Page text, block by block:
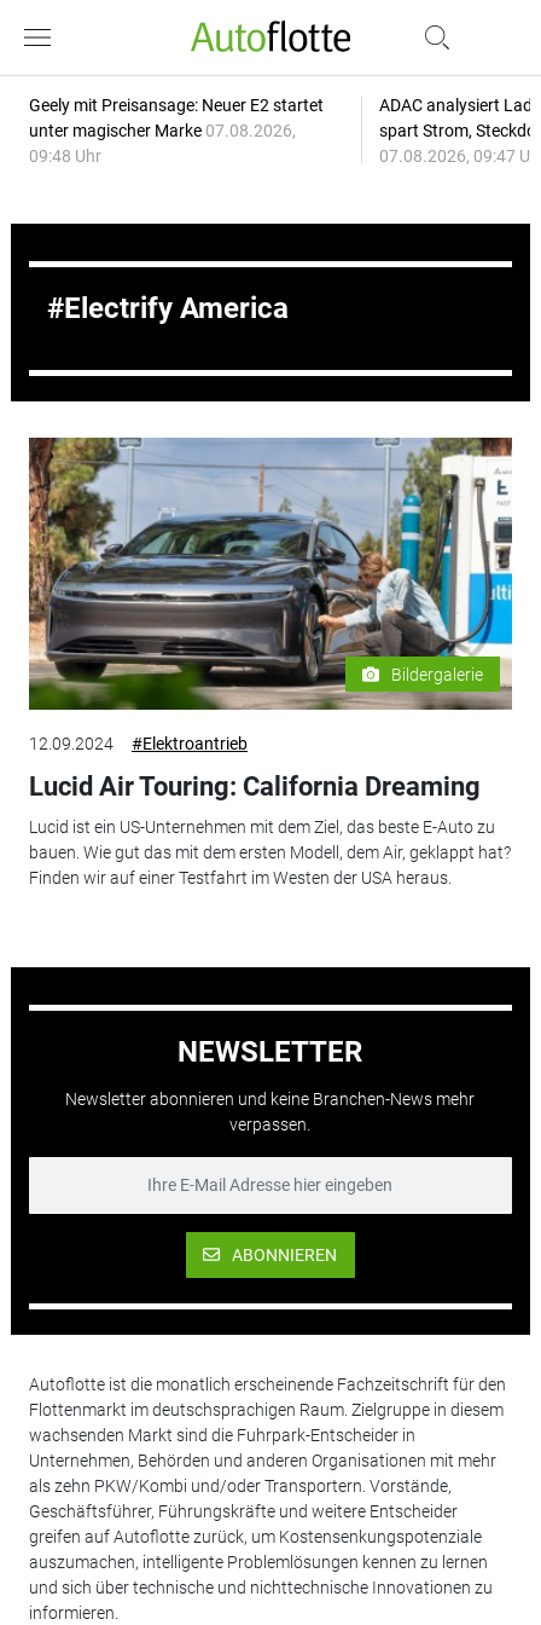
Geely mit Preisansage: Neuer E2 startet
unter magischer Marke 07.08.2026,
09:48 Uhr
ADAC analysiert
spart Strom,
07.08.2026, 09:47
Electrify America
Bildergalerie
12.09.2024 #Elektroantrieb
Lucid Air Touring: California Dreaming
Lucid ist ein US-Unternehmen mit dem Ziel, das beste E-Auto zu
bauen. Wie gut das mit dem ersten Modell, dem Air, geklappt hat?
Finden wir auf einer Testfahrt im Westen der USA heraus.
NEWSLETTER
Newsletter abonnieren und keine Branchen-News mehr
verpassen.
ABONNIEREN
Autoflotte ist die monatlich erscheinende Fachzeitschrift für den
Flottenmarkt im deutschsprachigen Raum. Zielgruppe in diesem
wachsenden Markt sind die Fuhrpark-Entscheider in
Unternehmen, Behörden und anderen Organisationen mit mehr
als zehn PKW/Kombi und/oder Transportern. Vorstände,
Geschäftsführer, Führungskräfte und weitere Entscheider
greifen auf Autoflotte zurück, um Kostensenkungspotenziale
auszumachen, intelligente Problemlösungen kennen zu lernen
und sich über technische und nichttechnische Innovationen zu
informieren.